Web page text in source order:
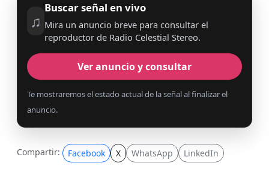
♫
Buscar señal en vivo
Mira un anuncio breve para consultar el
reproductor de Radio Celestial Stereo.
Ver anuncio y consultar
Te mostraremos el estado actual de la señal al finalizar el
anuncio.
Compartir: Facebook X WhatsApp LinkedIn